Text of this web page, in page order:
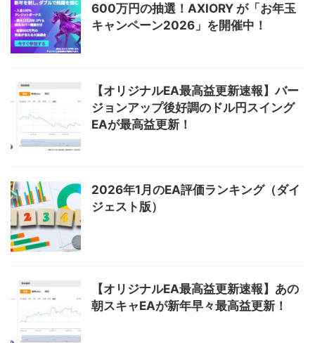
600万円の抽選！AXIORY が「お年玉
キャンペーン2026」を開催中！
【オリジナルEA最高益更新速報】バー
ジョンアップ後好調のドル円スイング
EAが最高益更新！
2026年1月のEA評価ランキング（ダイ
ジェスト版）
【オリジナルEA最高益更新速報】あの
朝スキャEAが新年早々最高益更新！